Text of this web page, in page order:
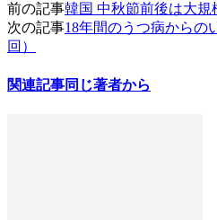
前の記事韓国 中秋節前後は大規
次の記事18年間のうつ病からの
回）
関連記事同じ著者から